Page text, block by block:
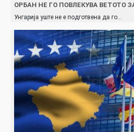
ОРБАН НЕ ГО ПОВЛЕКУВА ВЕТОТО
Унгарија уште не е подготвена да го…